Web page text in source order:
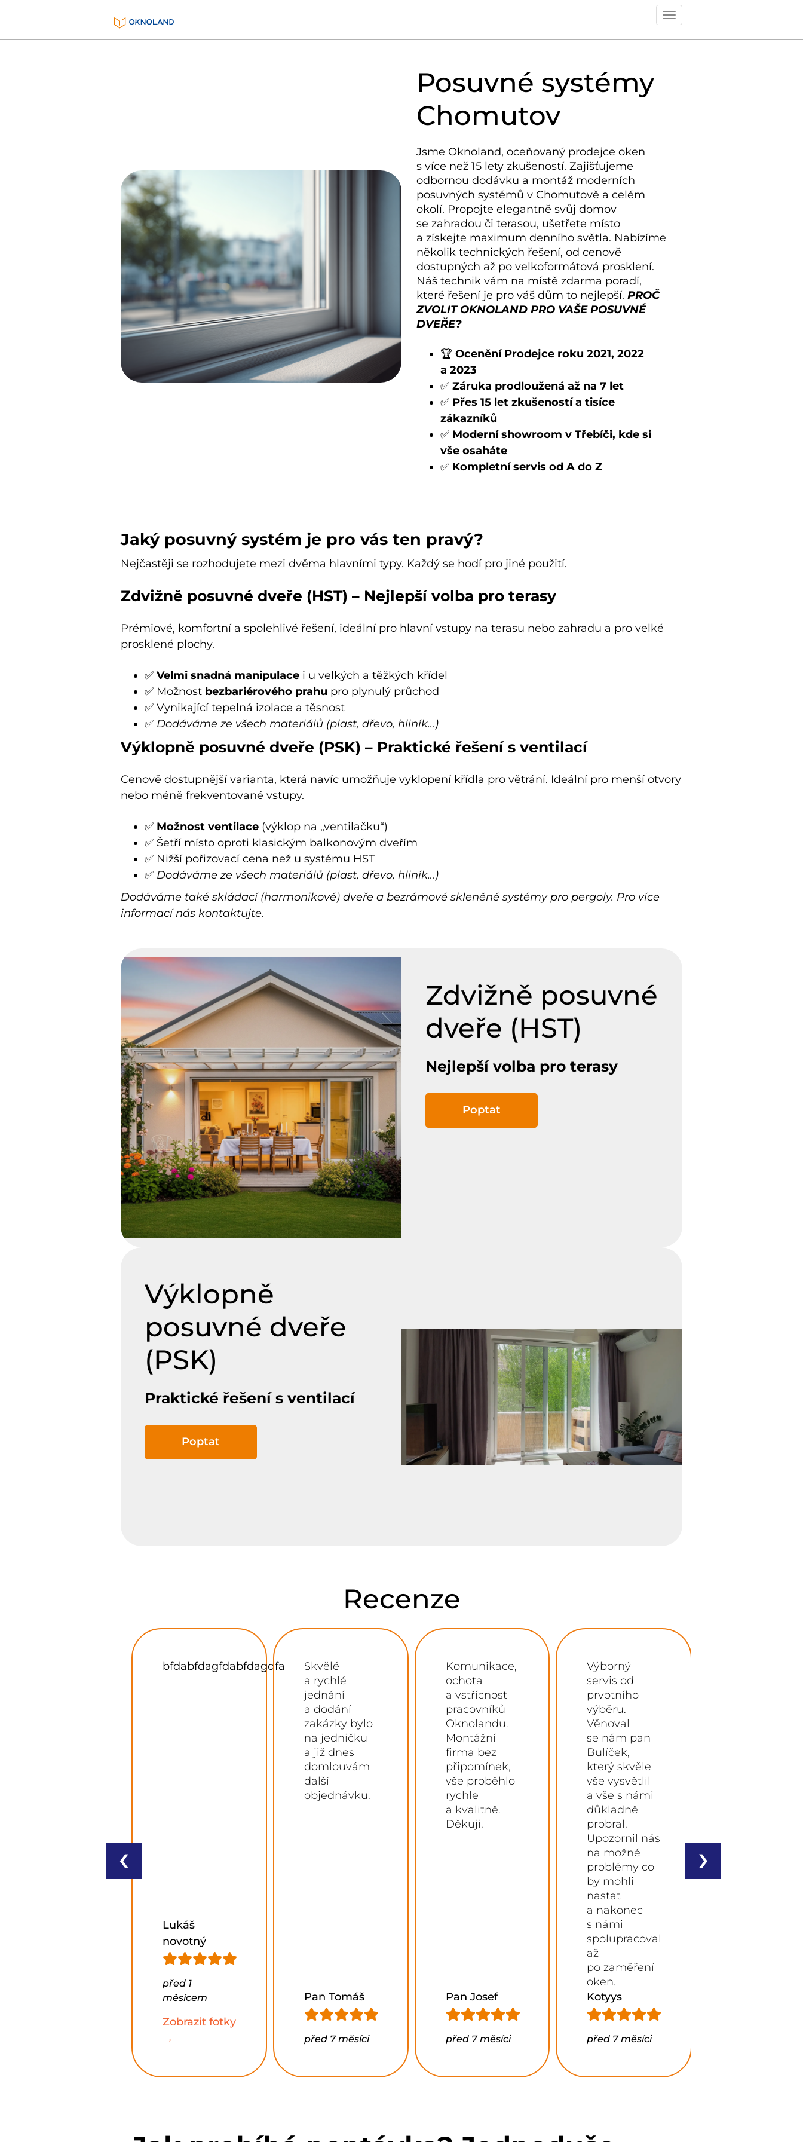
Toggle
Posuvné systémy
Chomutov
Jsme Oknoland, oceňovaný prodejce oken
s více než 15 lety zkušeností. Zajišťujeme
odbornou dodávku a montáž moderních
posuvných systémů v Chomutově a celém
okolí. Propojte elegantně svůj domov
se zahradou či terasou, ušetřete místo
a získejte maximum denního světla. Nabízíme
několik technických řešení, od cenově
dostupných až po velkoformátová prosklení.
Náš technik vám na místě zdarma poradí,
které řešení je pro váš dům to nejlepší. PROČ
ZVOLIT OKNOLAND PRO VAŠE POSUVNÉ
DVEŘE?
🏆 Ocenění Prodejce roku 2021, 2022
a 2023
✅ Záruka prodloužená až na 7 let
✅ Přes 15 let zkušeností a tisíce
zákazníků
✅ Moderní showroom v Třebíči, kde si
vše osaháte
✅ Kompletní servis od A do Z
Jaký posuvný systém je pro vás ten pravý?
Nejčastěji se rozhodujete mezi dvěma hlavními typy. Každý se hodí pro jiné použití.
Zdvižně posuvné dveře (HST) – Nejlepší volba pro terasy
Prémiové, komfortní a spolehlivé řešení, ideální pro hlavní vstupy na terasu nebo zahradu a pro velké
prosklené plochy.
✅ Velmi snadná manipulace i u velkých a těžkých křídel
✅ Možnost bezbariérového prahu pro plynulý průchod
✅ Vynikající tepelná izolace a těsnost
✅ Dodáváme ze všech materiálů (plast, dřevo, hliník…)
Výklopně posuvné dveře (PSK) – Praktické řešení s ventilací
Cenově dostupnější varianta, která navíc umožňuje vyklopení křídla pro větrání. Ideální pro menší otvory
nebo méně frekventované vstupy.
✅ Možnost ventilace (výklop na „ventilačku“)
✅ Šetří místo oproti klasickým balkonovým dveřím
✅ Nižší pořizovací cena než u systému HST
✅ Dodáváme ze všech materiálů (plast, dřevo, hliník…)
Dodáváme také skládací (harmonikové) dveře a bezrámové skleněné systémy pro pergoly. Pro více
informací nás kontaktujte.
Zdvižně posuvné
dveře (HST)
Nejlepší volba pro terasy
Poptat
Výklopně
posuvné dveře
(PSK)
Praktické řešení s ventilací
Poptat
Recenze
Skvělé
Pan Tomáš
před 7 měsíci
Komunikace,
ochota
a vstřícnost
pracovníků
Oknolandu.
Montážní
firma bez
připomínek,
vše proběhlo
rychle
Pan Josef
před 7 měsíci
Výborný
servis od
prvotního
výběru.
Věnoval
se nám pan
Bulíček,
který skvěle
vše vysvětlil
a vše s námi
důkladně
probral.
Kotyys
před 7 měsíci
Spolupráce
byla
na vysoké
úrovni, od
cenové
nabídky,
výběru oken
a příslušenství,
celkové až
po realizaci.
Montáž
proběhla bez
problémů,
se vším jsme
spokojeni
a splnila naše
očekávání.
Paní Lubica
před 7 měsíci
‹ ›